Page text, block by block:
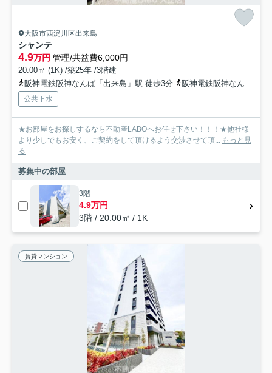
大阪市西淀川区出来島
シャンテ
4.9万円 管理/共益費6,000円
20.00㎡ (1K) /築25年 /3階建
阪神電鉄阪神なんば「出来島」駅 徒歩3分
阪神電鉄阪神なんば「福」駅 徒歩13分
公共下水
★お部屋をお探しするなら不動産LABOへお任せ下さい！！！★他社様
より少しでもお安く、ご契約をして頂けるよう交渉させて頂... もっと見
る
募集中の部屋
3階
4.9万円
3階 / 20.00㎡ / 1K
賃貸マンション